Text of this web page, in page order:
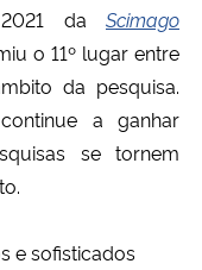
da Scimago
o 11º lugar entre
da pesquisa.
a ganhar
se tornem
e sofisticados